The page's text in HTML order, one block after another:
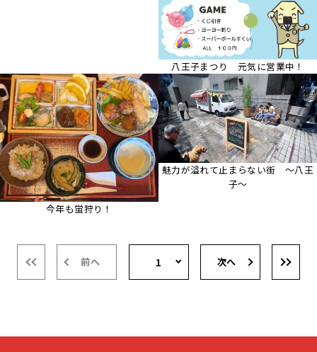
八王子まつり 元気に営業中！
今年も蛍狩り！
魅力が溢れて止まらない街 ～八王
子～
前へ 1 次へ